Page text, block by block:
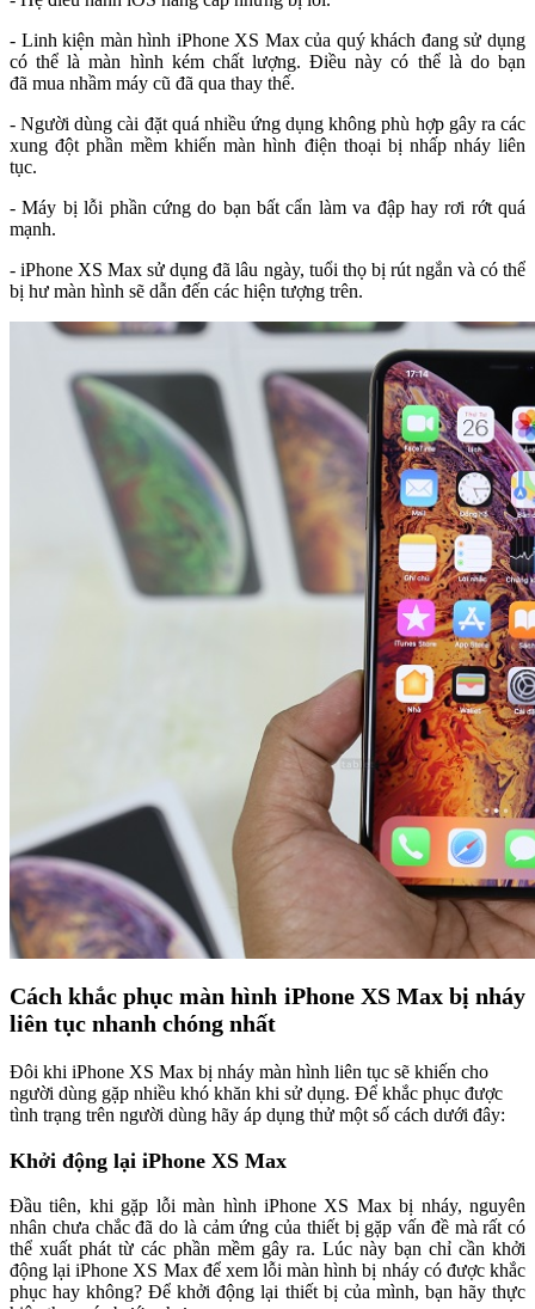
- Linh kiện màn hình iPhone XS Max của quý khách đang sử dụng
có thể là màn hình kém chất lượng. Điều này có thể là do bạn
đã mua nhầm máy cũ đã qua thay thế.
- Người dùng cài đặt quá nhiều ứng dụng không phù hợp gây ra các
xung đột phần mềm khiến màn hình điện thoại bị nhấp nháy liên
tục.
- Máy bị lỗi phần cứng do bạn bất cẩn làm va đập hay rơi rớt quá
mạnh.
- iPhone XS Max sử dụng đã lâu ngày, tuổi thọ bị rút ngắn và có thể
bị hư màn hình sẽ dẫn đến các hiện tượng trên.
Cách khắc phục màn hình iPhone XS Max bị nháy
liên tục nhanh chóng nhất
Đôi khi iPhone XS Max bị nháy màn hình liên tục sẽ khiến cho
người dùng gặp nhiều khó khăn khi sử dụng. Để khắc phục được
tình trạng trên người dùng hãy áp dụng thử một số cách dưới đây:
Khởi động lại iPhone XS Max
Đầu tiên, khi gặp lỗi màn hình iPhone XS Max bị nháy, nguyên
nhân chưa chắc đã do là cảm ứng của thiết bị gặp vấn đề mà rất có
thể xuất phát từ các phần mềm gây ra. Lúc này bạn chỉ cần khởi
động lại iPhone XS Max để xem lỗi màn hình bị nháy có được khắc
phục hay không? Để khởi động lại thiết bị của mình, bạn hãy thực